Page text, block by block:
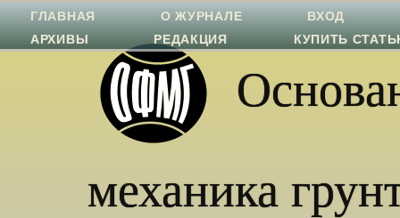
механика
ГЛАВНАЯ О ЖУРНАЛЕ
ВХОД
АРХИВЫ
РЕДАКЦИЯ КУПИТЬ